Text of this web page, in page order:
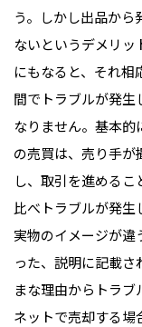
う。しかし出品から
ないというデメリッ
にもなると、それ相
間でトラブルが発生
なりません。基本
の売買は、売り手
し、取引を進める
比べトラブルが発生
実物のイメージが違
った、説明に記載
まな理由からトラ
ネットで売却する場